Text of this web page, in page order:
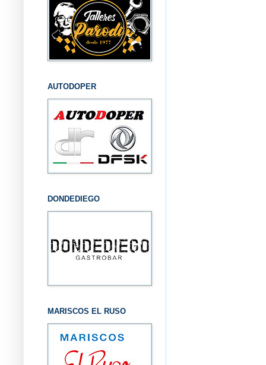
AUTODOPER
DONDEDIEGO
MARISCOS EL RUSO